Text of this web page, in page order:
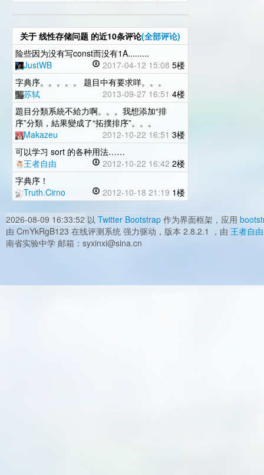
关于 线性存储问题 的近10条评论(全部评论)
险些因为没有写const而没有1A.........
JustWB
2017-04-12 15:08 5楼
字典序。。。。。 题目中有要求咩。。。
苏轼
2013-09-27 16:51 4楼
題目分類系統不給力啊。。。我想添加“排
序”分類，結果變成了“拓撲排序”。。。
Makazeu
2012-10-22 16:51 3楼
可以学习 sort 的各种用法……
王者自由
2012-10-22 16:42 2楼
字典序！
Truth.Cirno
2012-10-18 21:19 1楼
2026-08-09 16:33:52 以 Twitter Bootstrap 作为界面框架，应用
由 CmYkRgB123 在线评测系统 强力驱动，版本 2.8.2.1 ，由 王者自由
南省实验中学 邮箱：syxinxi@sina.cn